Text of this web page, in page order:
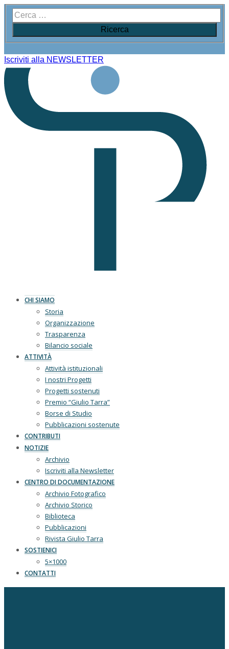
Iscriviti alla NEWSLETTER
CHI SIAMO
Storia
Organizzazione
Trasparenza
Bilancio sociale
ATTIVITÀ
Attività istituzionali
I nostri Progetti
Progetti sostenuti
Premio “Giulio Tarra”
Borse di Studio
Pubblicazioni sostenute
CONTRIBUTI
NOTIZIE
Archivio
Iscriviti alla Newsletter
CENTRO DI DOCUMENTAZIONE
Archivio Fotografico
Archivio Storico
Biblioteca
Pubblicazioni
Rivista Giulio Tarra
SOSTIENICI
5×1000
CONTATTI